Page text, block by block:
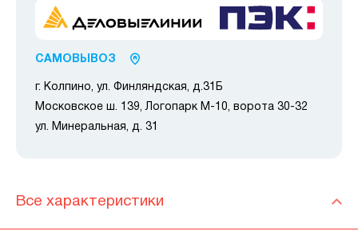
САМОВЫВОЗ
г. Колпино, ул. Финляндская, д.31Б
Московское ш. 139, Логопарк М-10, ворота 30-32
ул. Минеральная, д. 31
Все характеристики